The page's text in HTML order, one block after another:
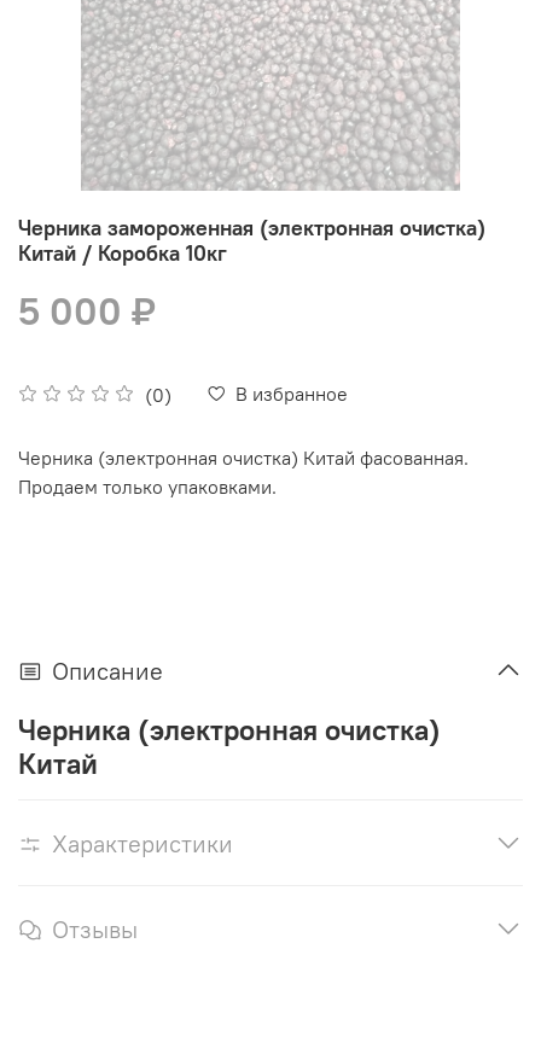
Черника замороженная (электронная очистка)
Китай / Коробка 10кг
(0) В избранное
5 000 ₽
Черника (электронная очистка) Китай фасованная.
Продаем только упаковками.
Описание
Черника (электронная очистка)
Китай
Характеристики
Отзывы